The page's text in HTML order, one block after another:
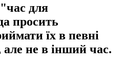
для
просить
їх в певні
але не в інший час.